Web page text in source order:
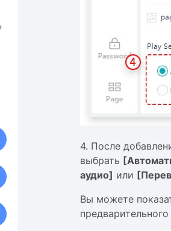
4. После
выбрать
аудио] или
Вы можете